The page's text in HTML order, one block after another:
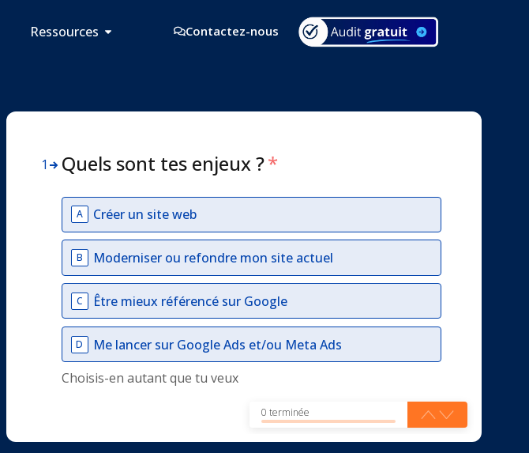
Ressources Contactez-nous
1 Quels sont tes enjeux ?*
A Créer un site web
B Moderniser ou refondre mon site actuel
C Être mieux référencé sur Google
D
Me lancer sur Google Ads et/ou Meta Ads
Choisis-en autant que tu veux
0 terminée